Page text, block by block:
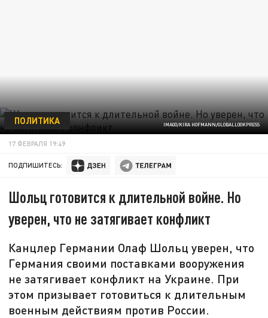
IMAGO/KIRA HOFMANN/GLOBALLOOKPRESS
ПОЛИТИКА
17 ФЕВРАЛЯ 19:49
ПОДПИШИТЕСЬ:
Шольц готовится к длительной войне. Но
уверен, что не затягивает конфликт
Канцлер Германии Олаф Шольц уверен, что
Германия своими поставками вооружения
не затягивает конфликт на Украине. При
этом призывает готовиться к длительным
военным действиям против России.